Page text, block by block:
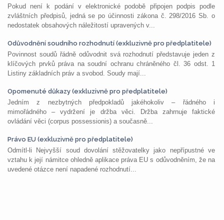
Pokud není k podání v elektronické podobě připojen podpis podle
zvláštních předpisů, jedná se po účinnosti zákona č. 298/2016 Sb. o
nedostatek obsahových náležitostí upravených v...
Odůvodnění soudního rozhodnutí (exkluzivně pro předplatitele)
Povinnost soudů řádně odůvodnit svá rozhodnutí představuje jeden z
klíčových prvků práva na soudní ochranu chráněného čl. 36 odst. 1
Listiny základních práv a svobod. Soudy mají...
Opomenuté důkazy (exkluzivně pro předplatitele)
Jedním z nezbytných předpokladů jakéhokoliv – řádného i
mimořádného – vydržení je držba věci. Držba zahrnuje faktické
ovládání věci (corpus possessionis) a současně...
Právo EU (exkluzivně pro předplatitele)
Odmítl-li Nejvyšší soud dovolání stěžovatelky jako nepřípustné ve
vztahu k její námitce ohledně aplikace práva EU s odůvodněním, že na
uvedené otázce není napadené rozhodnutí...